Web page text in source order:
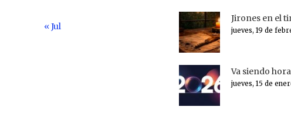
« Jul
Jirones en el
jueves, 19 de
Va siendo hora
jueves, 15 de